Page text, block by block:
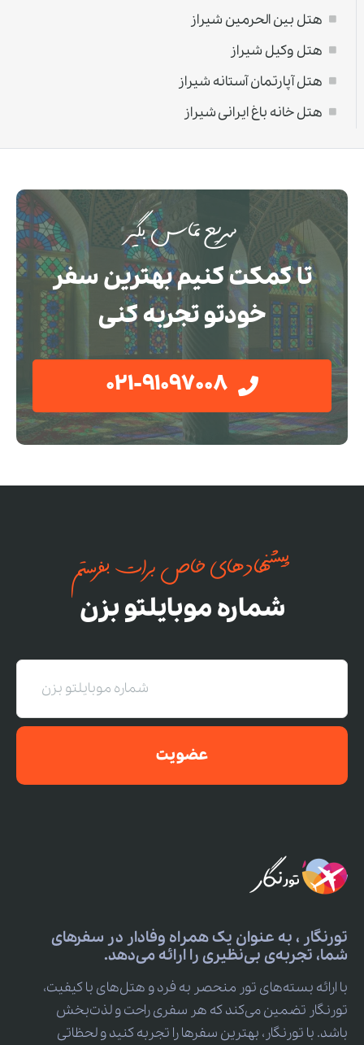
هتل بین الحرمین شیراز
هتل وکیل شیراز
هتل آپارتمان آستانه شیراز
هتل خانه باغ ایرانی شیراز
سریع تماس بگیر
تا کمکت کنیم بهترین سفر
خودتو تجربه کنی
021-91097008
پیشنهادهای خاص برات بفرستم
شماره موبایلتو بزن
عضویت
تورنگار ، به عنوان یک همراه وفادار در سفرهای
شما، تجربه‌ی بی‌نظیری را ارائه می‌دهد.
با ارائه بسته‌های تور منحصر به فرد و هتل‌های با کیفیت،
تورنگار تضمین می‌کند که هر سفری راحت و لذت‌بخش
باشد. با تورنگار، بهترین سفرها را تجربه کنید و لحظاتی